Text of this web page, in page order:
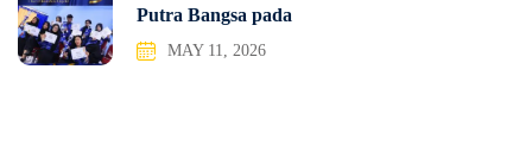
Putra Bangsa pada
MAY 11, 2026